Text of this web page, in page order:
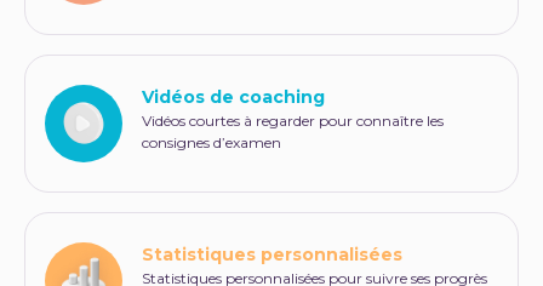
Vidéos de coaching
Vidéos courtes à regarder pour connaître les
consignes d’examen
Statistiques personnalisées
Statistiques personnalisées pour suivre ses progrès